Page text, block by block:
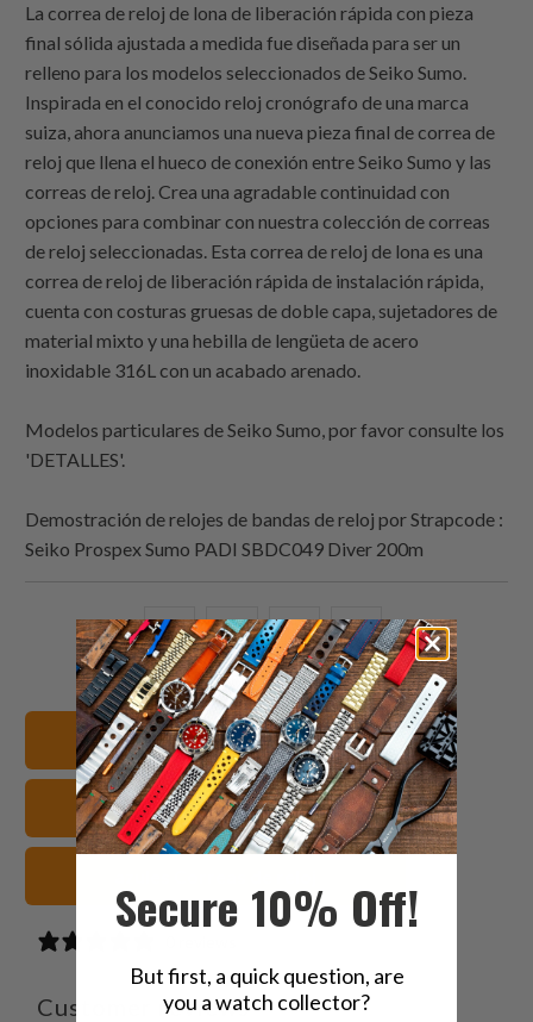
La correa de reloj de lona de liberación rápida con pieza
final sólida ajustada a medida fue diseñada para ser un
relleno para los modelos seleccionados de Seiko Sumo.
Inspirada en el conocido reloj cronógrafo de una marca
suiza, ahora anunciamos una nueva pieza final de correa de
reloj que llena el hueco de conexión entre Seiko Sumo y las
correas de reloj. Crea una agradable continuidad con
opciones para combinar con nuestra colección de correas
de reloj seleccionadas. Esta correa de reloj de lona es una
correa de reloj de liberación rápida de instalación rápida,
cuenta con costuras gruesas de doble capa, sujetadores de
material mixto y una hebilla de lengüeta de acero
inoxidable 316L con un acabado arenado.
Modelos particulares de Seiko Sumo, por favor consulte los
'DETALLES'.
Demostración de relojes de bandas de reloj porStrapcode :
Seiko Prospex Sumo PADI SBDC049 Diver 200m
Comparte
esto
en
Twitter
Comparte
esto
en
Facebook
Compartir
esto
en
Pinterest
Email
this
to
a
friend
20mm Correas de reloj
Seiko Sumo Correas de reloj
Customer reviews
Secure 10% Off!
But first, a quick question, are
you a watch collector?